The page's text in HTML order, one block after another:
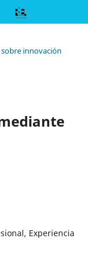
innovación
Experiencia